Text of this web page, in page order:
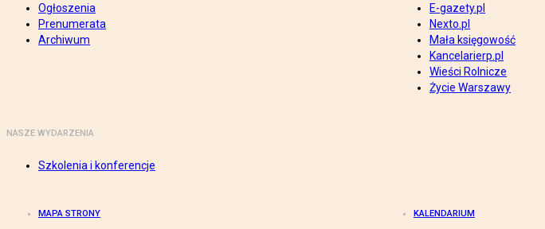
Ogłoszenia
Prenumerata
Archiwum
E-gazety.pl
Nexto.pl
Mała księgowość
Kancelarierp.pl
Wieści Rolnicze
Życie Warszawy
NASZE WYDARZENIA
Szkolenia i konferencje
MAPA STRONY KALENDARIUM